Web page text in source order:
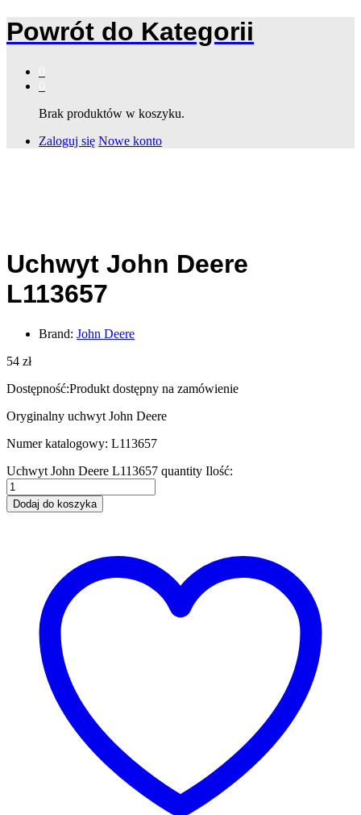
Powrót do Kategorii
Brak produktów w koszyku.
Zaloguj się Nowe konto
Uchwyt John Deere
L113657
Brand: John Deere
54 zł
Dostępność:Produkt dostępny na zamówienie
Oryginalny uchwyt John Deere
Numer katalogowy: L113657
Uchwyt John Deere L113657 quantity Ilość:
Dodaj do koszyka